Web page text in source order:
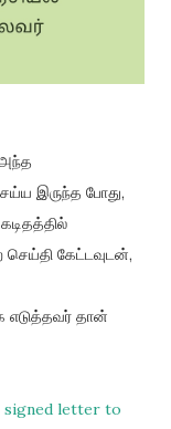
அந்த
இருந்த போது,
செய்தி கேட்டவுடன்,
எடுத்தவர் தான்
signed letter to